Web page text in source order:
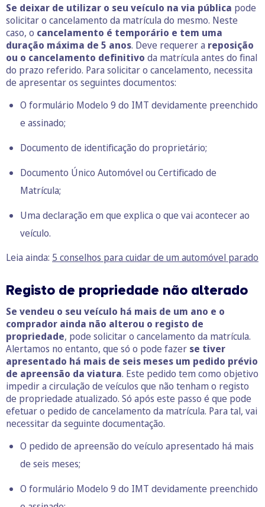
Se deixar de utilizar o seu veículo na via pública pode
solicitar o cancelamento da matrícula do mesmo. Neste
caso, o cancelamento é temporário e tem uma
duração máxima de 5 anos. Deve requerer a reposição
ou o cancelamento definitivo da matrícula antes do final
do prazo referido. Para solicitar o cancelamento, necessita
de apresentar os seguintes documentos:
O formulário Modelo 9 do IMT devidamente preenchido
e assinado;
Documento de identificação do proprietário;
Documento Único Automóvel ou Certificado de
Matrícula;
Uma declaração em que explica o que vai acontecer ao
veículo.
Leia ainda: 5 conselhos para cuidar de um automóvel parado
Registo de propriedade não alterado
Se vendeu o seu veículo há mais de um ano e o
comprador ainda não alterou o registo de
propriedade, pode solicitar o cancelamento da matrícula.
Alertamos no entanto, que só o pode fazer se tiver
apresentado há mais de seis meses um pedido prévio
de apreensão da viatura. Este pedido tem como objetivo
impedir a circulação de veículos que não tenham o registo
de propriedade atualizado. Só após este passo é que pode
efetuar o pedido de cancelamento da matrícula. Para tal, vai
necessitar da seguinte documentação.
O pedido de apreensão do veículo apresentado há mais
de seis meses;
O formulário Modelo 9 do IMT devidamente preenchido